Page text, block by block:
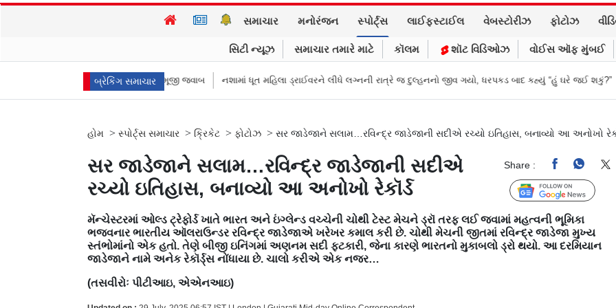
સમાચાર મનોરંજન સ્પોર્ટ્સ લાઈફસ્ટાઈલ વેબસ્ટોરીઝ ફોટોઝ
સિટી ન્યૂઝ સમાચાર તમારે માટે કૉલમ શૉટ વિડિઓઝ વોઈસ ઑફ મુંબઈ
બ્રેકિંગ સમાચાર
નશામાં ધૂત મહિલા ડ્રાઈવરને લીધે લગ્નની રાત્રે જ દુલ્હનનો જીવ ગયો, ધરપકડ બાદ કહ્યું “હું ઘરે જઈ શકું?” ‘હું બાબા બાગેશ્વર નથી...’: IIT
હોમ > સ્પોર્ટ્સ સમાચાર > ક્રિકેટ > ફોટોઝ > સર જાડેજાને સલામ…રવિન્દ્ર જાડેજાની સદીએ રચ્યો ઇતિહાસ, બનાવ્યો આ અનોખો
સર જાડેજાને સલામ…રવિન્દ્ર જાડેજાની સદીએ
રચ્યો ઇતિહાસ, બનાવ્યો આ અનોખો રેકૉર્ડ
Share :
Follow Us
મૅન્ચેસ્ટરમાં ઓલ્ડ ટ્રેફોર્ડ ખાતે ભારત અને ઇંગ્લેન્ડ વચ્ચેની ચોથી ટેસ્ટ મેચને ડ્રૉ તરફ લઈ જવામાં મહત્વની ભૂમિકા
ભજવનાર ભારતીય ઑલરાઉન્ડર રવિન્દ્ર જાડેજાએ ખરેખર કમાલ કરી છે. ચોથી મેચની જીતમાં રવિન્દ્ર જાડેજા મુખ્ય
સ્તંભોમાંનો એક હતો. તેણે બીજી ઇનિંગમાં અણનમ સદી ફટકારી, જેના કારણે ભારતનો મુકાબલો ડ્રો થયો. આ દરમિયાન
જાડેજાને નામે અનેક રેકૉર્ડ્સ નોંધાયા છે. ચાલો કરીએ એક નજર…
(તસવીરોઃ પીટીઆઇ, એએનઆઇ)